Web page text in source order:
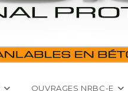
OUVRAGES NRBC-E